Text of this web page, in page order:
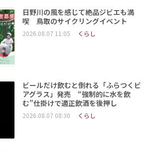
日野川の風を感じて絶品ジビエも満
喫 鳥取のサイクリングイベント
2026.08.07 11:05 くらし
ビールだけ飲むと倒れる「ふらつくビ
アグラス」発売 “強制的に水を飲
む”仕掛けで適正飲酒を後押し
2026.08.07 08:30 くらし